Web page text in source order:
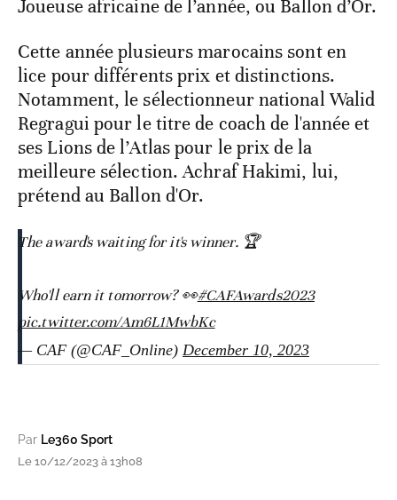
Joueuse africaine de l’année, ou Ballon d’Or.
Cette année plusieurs marocains sont en
lice pour différents prix et distinctions.
Notamment, le sélectionneur national Walid
Regragui pour le titre de coach de l'année et
ses Lions de l’Atlas pour le prix de la
meilleure sélection. Achraf Hakimi, lui,
prétend au Ballon d'Or.
The award's waiting for it's winner. 🏆
Who'll earn it tomorrow? 👀#CAFAwards2023
pic.twitter.com/Am6L1MwbKc
— CAF (@CAF_Online) December 10, 2023
Par Le360 Sport
Le 10/12/2023 à 13h08